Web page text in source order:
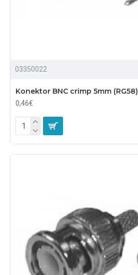
03350022
Konektor BNC crimp 5mm (RG58)
0,46€